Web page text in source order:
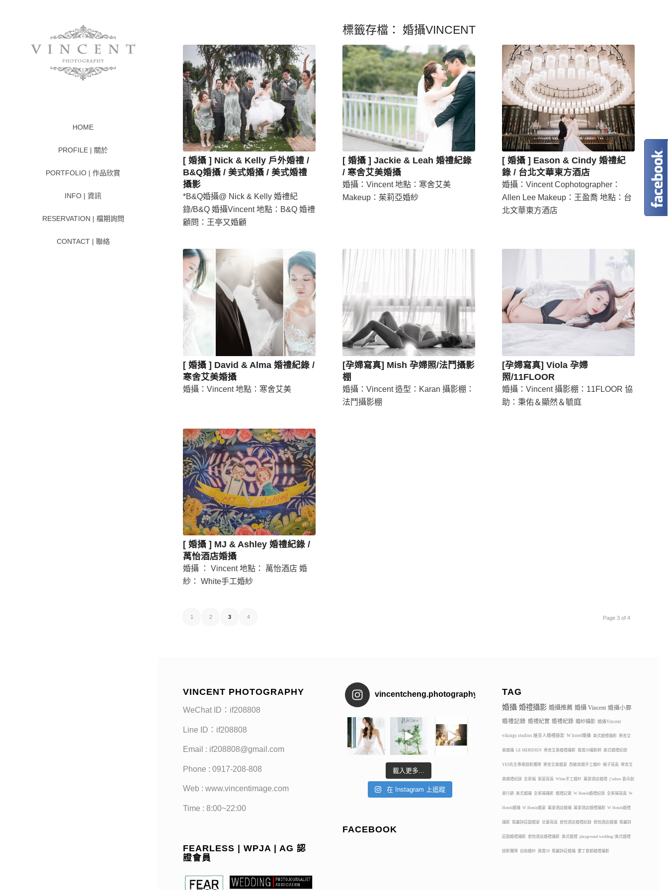
HOME
PROFILE | 關於
PORTFOLIO | 作品欣賞
INFO | 資訊
RESERVATION | 檔期詢問
CONTACT | 聯絡
標籤存檔： 婚攝VINCENT
[ 婚攝 ] Nick & Kelly 戶外婚禮 /
B&Q婚攝 / 美式婚攝 / 美式婚禮
攝影
*B&Q婚攝@ Nick & Kelly 婚禮紀
錄/B&Q 婚攝Vincent 地點：B&Q 婚禮
顧問：王亭又婚顧
[ 婚攝 ] Jackie & Leah 婚禮紀錄
/ 寒舍艾美婚攝
婚攝：Vincent 地點：寒舍艾美
Makeup：茱莉亞婚紗
[ 婚攝 ] Eason & Cindy 婚禮紀
錄 / 台北文華東方酒店
婚攝：Vincent Cophotographer：
Allen Lee Makeup：王盈喬 地點：台
北文華東方酒店
[ 婚攝 ] David & Alma 婚禮紀錄 /
寒舍艾美婚攝
婚攝：Vincent 地點：寒舍艾美
[孕婦寫真] Mish 孕婦照/法鬥攝影
棚
婚攝：Vincent 造型：Karan 攝影棚：
法鬥攝影棚
[孕婦寫真] Viola 孕婦
照/11FLOOR
婚攝：Vincent 攝影棚：11FLOOR 協
助：秉佑＆顯然＆毓庭
[ 婚攝 ] MJ & Ashley 婚禮紀錄 /
萬怡酒店婚攝
婚攝 ： Vincent 地點： 萬怡酒店 婚
紗： White手工婚紗
Page 3 of 4
1 2 3 4
VINCENT PHOTOGRAPHY
WeChat ID：if208808
Line ID：if208808
Email : if208808@gmail.com
Phone : 0917-208-808
Web : www.vincentimage.com
Time : 8:00~22:00
FEARLESS | WPJA | AG 認
證會員
vincentcheng.photography
載入更多...
在 Instagram 上追蹤
FACEBOOK
TAG
婚攝 婚禮攝影 婚攝推薦 婚攝 Vincent 婚攝小鄭
婚禮記錄 婚禮紀實 婚禮紀錄 婚紗攝影 婚攝Vincent
vikings studios 維京人婚禮錄影 W hotel婚攝 美式婚禮攝影 寒舍艾
美婚攝 LE MERIDIEN 寒舍艾美婚禮攝影 風雲20攝影師 美式婚禮紀錄
YES先生專業錄影團隊 寒舍艾美婚宴 西敏英國手工婚紗 親子寫真 寒舍艾
美婚禮紀錄 全家福 家庭寫真 White手工婚紗 萬豪酒店婚禮 j’adore 夏朵創
意行銷 美式婚攝 全家福攝影 婚禮記實 W Hotels婚禮紀錄 全家福寫真 W
Hotels婚攝 W Hotels婚宴 萬豪酒店婚攝 萬豪酒店婚禮攝影 W Hotels婚禮
攝影 翡麗詩莊園婚宴 兒童寫真 君悅酒店婚禮紀錄 君悅酒店婚攝 翡麗詩
莊園婚禮攝影 君悅酒店婚禮攝影 美式婚禮 playground wedding /美式婚禮
錄影團隊 自助婚紗 風雲20 翡麗詩莊婚攝 墾丁夏都婚禮攝影